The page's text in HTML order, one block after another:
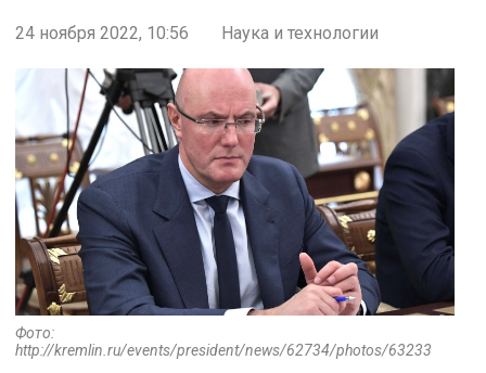
24 ноября 2022, 10:56 Наука и технологии
Фото:
http://kremlin.ru/events/president/news/62734/photos/63233